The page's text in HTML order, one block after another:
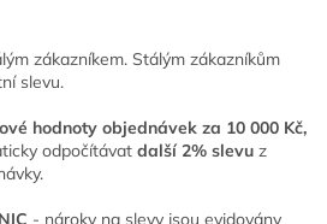
zákazníkem. Stálým zákazníkům
slevu.
hodnoty objednávek za 10 000 Kč,
odpočítávat další 2% slevu z
- nároky na slevy jsou evidovány